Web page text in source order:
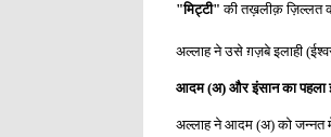
"मिट्टी" की तख़लीक़ ज़िल्लत
अल्लाह ने उसे ग़ज़बे इलाही
आदम (अ) और इंसान का पहला
अल्लाह ने आदम (अ) को जन्नत